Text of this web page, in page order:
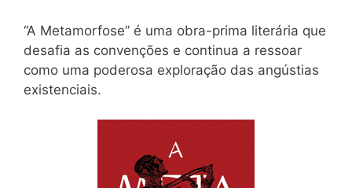
“A Metamorfose” é uma obra-prima literária que
desafia as convenções e continua a ressoar
como uma poderosa exploração das angústias
existenciais.